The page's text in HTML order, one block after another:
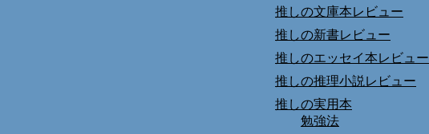
推しの文庫本レビュー
推しの新書レビュー
推しのエッセイ本レビュー
推しの推理小説レビュー
推しの実用本
勉強法